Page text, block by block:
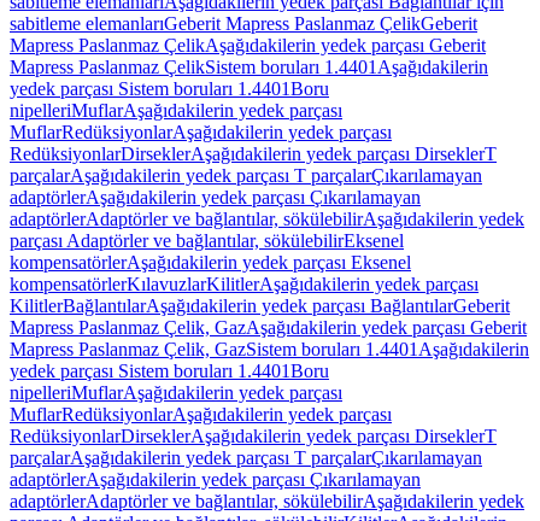
sabitleme elemanlarıGeberit Mapress Paslanmaz ÇelikGeberit
Mapress Paslanmaz ÇelikAşağıdakilerin yedek parçası Geberit
Mapress Paslanmaz ÇelikSistem boruları 1.4401 Aşağıdakilerin
yedek parçası Sistem boruları 1.4401Boru
nipelleriMuflarAşağıdakilerin yedek parçası
MuflarRedüksiyonlarAşağıdakilerin yedek parçası
RedüksiyonlarDirseklerAşağıdakilerin yedek parçası DirseklerT
parçalarAşağıdakilerin yedek parçası T parçalarÇıkarılamayan
adaptörlerAşağıdakilerin yedek parçası Çıkarılamayan
adaptörlerAdaptörler ve bağlantılar, sökülebilirAşağıdakilerin yedek
parçası Adaptörler ve bağlantılar, sökülebilirEksenel
kompensatörlerAşağıdakilerin yedek parçası Eksenel
kompensatörlerKılavuzlarKilitlerAşağıdakilerin yedek parçası
KilitlerBağlantılarAşağıdakilerin yedek parçası BağlantılarGeberit
Mapress Paslanmaz Çelik, GazAşağıdakilerin yedek parçası Geberit
Mapress Paslanmaz Çelik, GazSistem boruları 1.4401 Aşağıdakilerin
yedek parçası Sistem boruları 1.4401Boru
nipelleriMuflarAşağıdakilerin yedek parçası
MuflarRedüksiyonlarAşağıdakilerin yedek parçası
RedüksiyonlarDirseklerAşağıdakilerin yedek parçası DirseklerT
parçalarAşağıdakilerin yedek parçası T parçalarÇıkarılamayan
adaptörlerAşağıdakilerin yedek parçası Çıkarılamayan
adaptörlerAdaptörler ve bağlantılar, sökülebilirAşağıdakilerin yedek